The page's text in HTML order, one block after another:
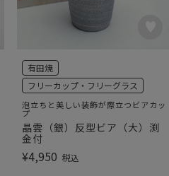
有田焼
フリーカップ・フリーグラス
泡立ちと美しい装飾が際立つビアカッ
プ
晶雲（銀）反型ビア（大）渕
金付
¥4,950 税込